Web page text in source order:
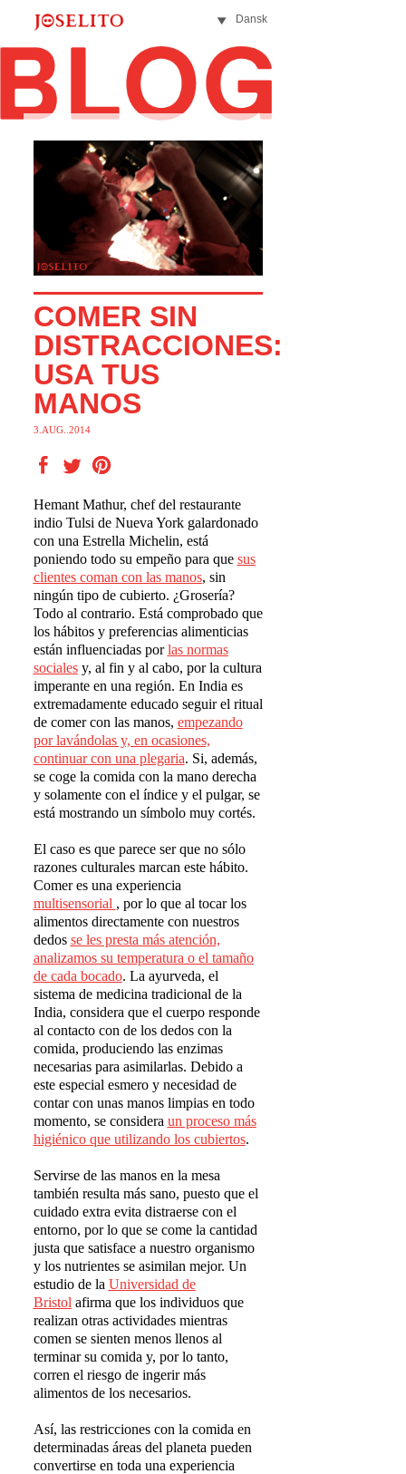
Dansk
COMER SIN
DISTRACCIONES:
USA TUS
MANOS
3.AUG..2014
Hemant Mathur, chef del restaurante
indio Tulsi de Nueva York galardonado
con una Estrella Michelin, está
poniendo todo su empeño para que sus
clientes coman con las manos, sin
ningún tipo de cubierto. ¿Grosería?
Todo al contrario. Está comprobado que
los hábitos y preferencias alimenticias
están influenciadas porlas normas
socialesy, al fin y al cabo, por la cultura
imperante en una región. En India es
extremadamente educado seguir el ritual
de comer con las manos, empezando
por lavándolas y, en ocasiones,
continuar con una plegaria. Si, además,
se coge la comida con la mano derecha
y solamente con el índice y el pulgar, se
está mostrando un símbolo muy cortés.
El caso es que parece ser que no sólo
razones culturales marcan este hábito.
Comer es una experiencia
multisensorial , por lo que al tocar los
alimentos directamente con nuestros
dedos se les presta más atención,
analizamos su temperatura o el tamaño
de cada bocado. La ayurveda, el
sistema de medicina tradicional de la
India, considera que el cuerpo responde
al contacto con de los dedos con la
comida, produciendo las enzimas
necesarias para asimilarlas. Debido a
este especial esmero y necesidad de
contar con unas manos limpias en todo
momento, se considera un proceso más
higiénico que utilizando los cubiertos.
Servirse de las manos en la mesa
también resulta más sano, puesto que el
cuidado extra evita distraerse con el
entorno, por lo que se come la cantidad
justa que satisface a nuestro organismo
y los nutrientes se asimilan mejor. Un
estudio de la Universidad de
Bristol afirma que los individuos que
realizan otras actividades mientras
comen se sienten menos llenos al
terminar su comida y, por lo tanto,
corren el riesgo de ingerir más
alimentos de los necesarios.
Así, las restricciones con la comida en
determinadas áreas del planeta pueden
convertirse en toda una experiencia